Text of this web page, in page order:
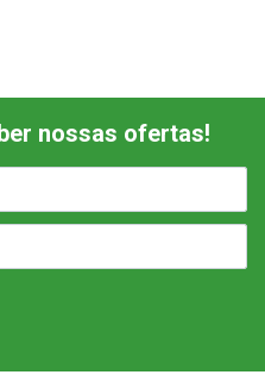
nossas ofertas!